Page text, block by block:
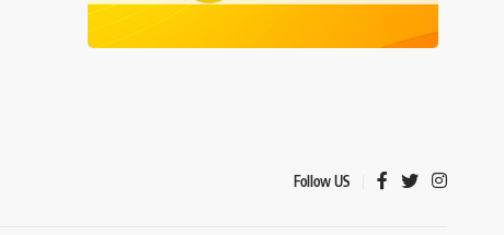
Follow US